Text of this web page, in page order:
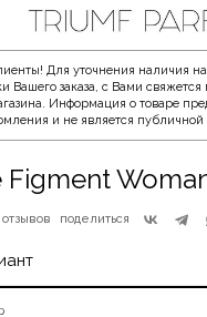
Для уточнения наличия
Вашего заказа, с Вами
Информация о товаре
и не является публичной
поделиться